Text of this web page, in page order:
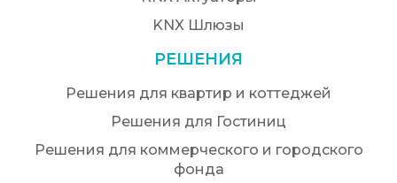
KNX Шлюзы
РЕШЕНИЯ
Решения для квартир и коттеджей
Решения для Гостиниц
Решения для коммерческого и городского
фонда